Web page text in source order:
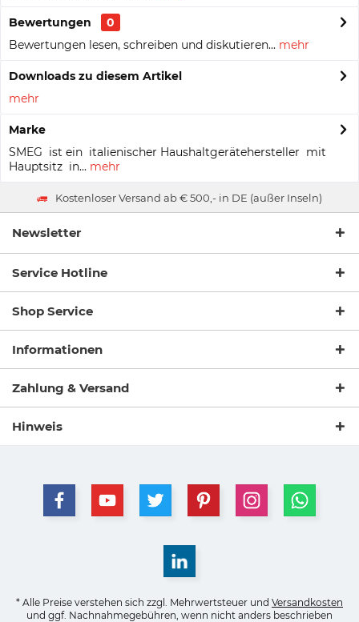
Bewertungen
0
Bewertungen lesen, schreiben und diskutieren... mehr
Downloads zu diesem Artikel
mehr
Marke
SMEG ist ein italienischer Haushaltgerätehersteller mit
Hauptsitz in... mehr
Kostenloser Versand ab € 500,- in DE (außer Inseln)
Newsletter
Service Hotline
Shop Service
Informationen
Zahlung & Versand
Hinweis
* Alle Preise verstehen sich zzgl. Mehrwertsteuer und Versandkosten
und ggf. Nachnahmegebühren, wenn nicht anders beschrieben